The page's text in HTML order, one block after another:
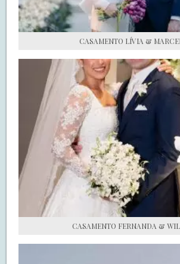
CASAMENTO LÍVIA &
CASAMENTO FERNANDA &